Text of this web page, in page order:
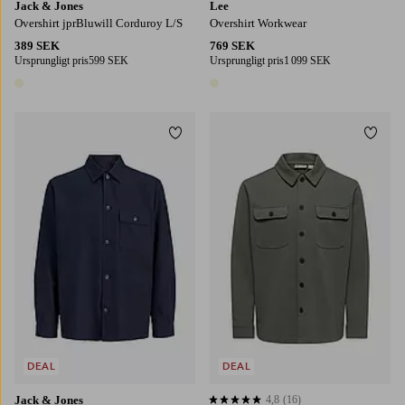
Jack & Jones
Overshirt jprBluwill Corduroy L/S
389 SEK
Ursprungligt pris599 SEK
Lee
Overshirt Workwear
769 SEK
Ursprungligt pris1 099 SEK
Jack & Jones
DEAL
Lägg till i favoriter
2XL
4,8 (16)
DEAL
XXL